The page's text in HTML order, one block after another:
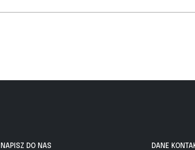
NAPISZ DO NAS DANE